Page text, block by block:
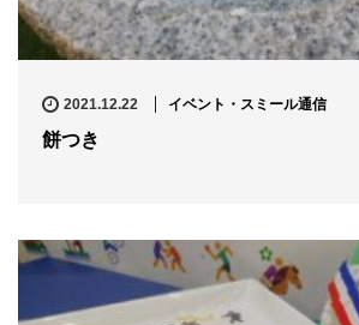
2021.12.22 イベント・スミール通信
餅つき